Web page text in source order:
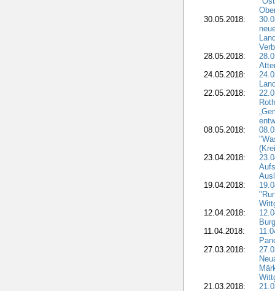
30.05.2018:
28.05.2018:
24.05.2018:
22.05.2018:
08.05.2018:
23.04.2018:
19.04.2018:
12.04.2018:
11.04.2018:
27.03.2018:
21.03.2018: